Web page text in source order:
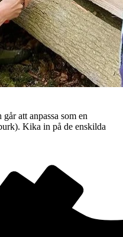
att anpassa som en
Kika in på de enskilda